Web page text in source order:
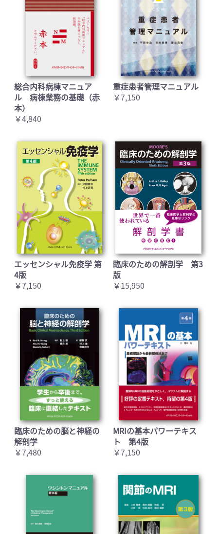
総合内科病棟マニュア
ル 病棟業務の基礎（赤
本）
￥4,840
重症患者管理マニュアル
￥7,150
エッセンシャル免疫学 第
4版
￥7,150
臨床のための解剖学 第3
版
￥15,950
臨床のための脳と神経の
解剖学
￥7,480
MRIの基本パワーテキス
ト 第4版
￥7,150